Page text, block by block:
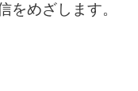
をめざします。